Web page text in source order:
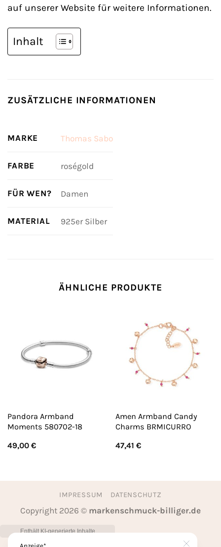
auf unserer Website für weitere Informationen.
Inhalt
ZUSÄTZLICHE INFORMATIONEN
MARKE Thomas Sabo
FARBE roségold
FÜR WEN? Damen
MATERIAL 925er Silber
ÄHNLICHE PRODUKTE
Pandora Armband
Moments 580702-18
49,00 €
Amen Armband Candy
Charms BRMICURRO
47,41 €
IMPRESSUM DATENSCHUTZ
Copyright 2026 © markenschmuck-billiger.de